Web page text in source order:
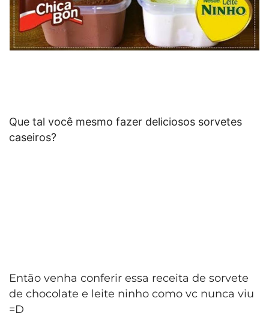
Que tal você mesmo fazer deliciosos sorvetes
caseiros?
Então venha conferir essa receita de sorvete
de chocolate e leite ninho como vc nunca viu
=D